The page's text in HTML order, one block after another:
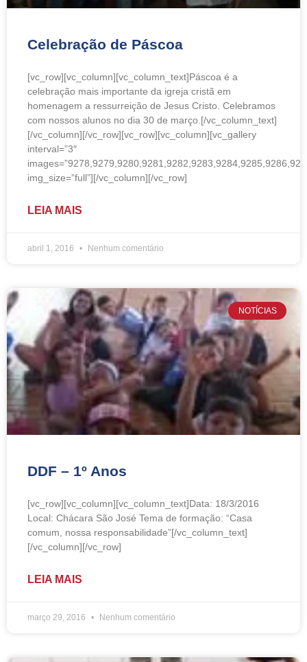
Celebração de Páscoa
[vc_row][vc_column][vc_column_text]Páscoa é a
celebração mais importante da igreja cristã em
homenagem a ressurreição de Jesus Cristo. Celebramos
com nossos alunos no dia 30 de março.[/vc_column_text]
[/vc_column][/vc_row][vc_row][vc_column][vc_gallery
interval=”3″
img_size=”full”][/vc_column][/vc_row]
LEIA MAIS
abril 1, 2016 Nenhum comentário
NOTÍCIAS
DDF – 1º Anos
[vc_row][vc_column][vc_column_text]Data: 18/3/2016
Local: Chácara São José Tema de formação: “Casa
comum, nossa responsabilidade”[/vc_column_text]
[/vc_column][/vc_row]
LEIA MAIS
março 29, 2016 Nenhum comentário